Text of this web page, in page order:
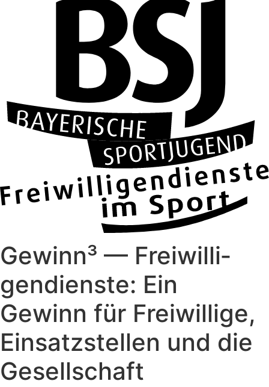
Gewinn³ — Frei­wil­li­
gen­dienste: Ein
Gewinn für Frei­wil­lige,
Ein­satz­stel­len und die
Gesell­schaft